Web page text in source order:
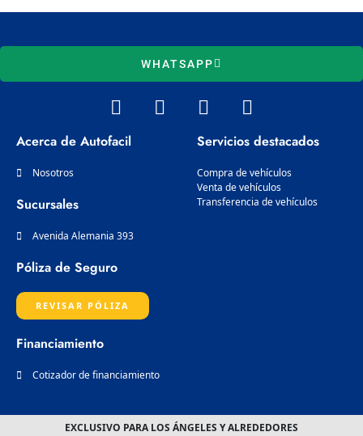
WHATSAPP
W
h
a
t
p
I
n
F
a
c
e
b
o
o
L
i
n
k
e
d
i
Acerca de Autofacil
Nosotros
Sucursales
Avenida Alemania 393
Servicios destacados
Compra de vehículos
Venta de vehículos
Transferencia de vehículos
Póliza de Seguro
REVISAR PÓLIZA
Financiamiento
Cotizador de financiamiento
EXCLUSIVO PARA LOS ÁNGELES Y ALREDEDORES